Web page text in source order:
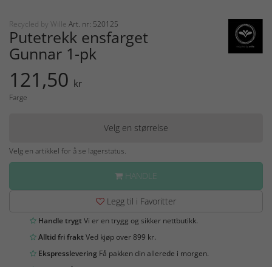
Recycled by Wille Art. nr: 520125
Putetrekk ensfarget
Gunnar 1-pk
121,50 kr
Farge
Velg en størrelse
Velg en artikkel for å se lagerstatus.
HANDLE
Legg til i Favoritter
Handle trygtVi er en trygg og sikker nettbutikk.
Alltid fri fraktVed kjøp over 899 kr.
Ekspresslevering Få pakken din allerede i morgen.